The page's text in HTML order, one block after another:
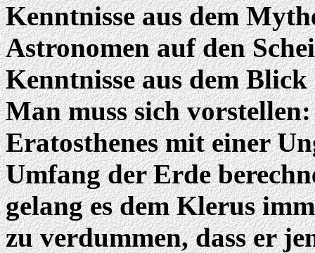
Kenntnisse aus dem
Astronomen auf den
Kenntnisse aus dem
Man muss sich
Eratosthenes mit einer
Umfang der Erde
gelang es dem Klerus
zu verdummen, dass er